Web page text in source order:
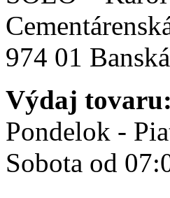
974 01
Výdaj tovaru:
Pondelok -
Sobota od